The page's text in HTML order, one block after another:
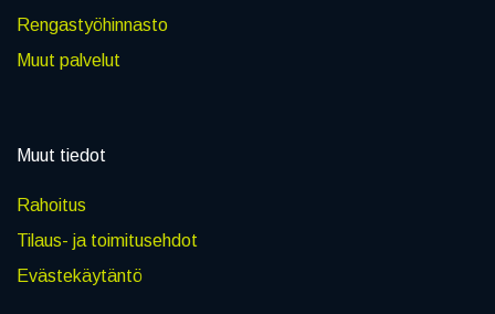
Rengastyöhinnasto
Muut palvelut
Muut tiedot
Rahoitus
Tilaus- ja toimitusehdot
Evästekäytäntö